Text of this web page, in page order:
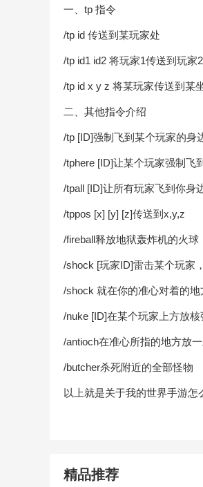
一、tp 指令
/tp id 传送到某玩家处
/tp id1 id2 将玩家1传送到玩家
/tp id x y z 将某玩家传送到某
二、其他指令介绍
/tp [ID]强制飞到某个玩家的身
/tphere [ID]让某个玩家强制飞
/tpall [ID]让所有玩家飞到你身
/tppos [x] [y] [z]传送到x,y,z
/fireball释放地狱轰炸机的火
/shock [玩家ID]雷击某个玩家
/shock 就在你的准心对着的
/nuke [ID]在某个玩家上方放
/antioch在准心所指的地方放
/butcher杀死附近的全部怪物
以上就是关于我的世界手游怎
精品推荐